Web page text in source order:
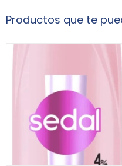
Productos que te